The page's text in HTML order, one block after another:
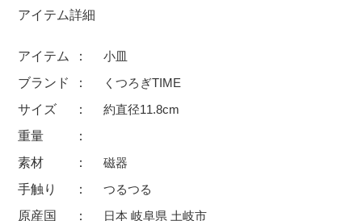
子供食器
500円未満
アイテム詳細
アイテム
小皿
ブランド
くつろぎTIME
サイズ
約直径11.8cm
重量
素材
磁器
手触り
つるつる
原産国
日本 岐阜県 土岐市